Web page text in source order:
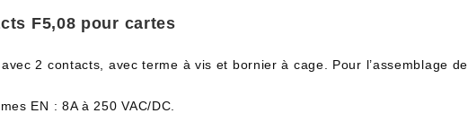
F5,08 pour cartes
2 contacts, avec terme à vis et bornier à cage. Pour l’assemblage
EN : 8A à 250 VAC/DC.